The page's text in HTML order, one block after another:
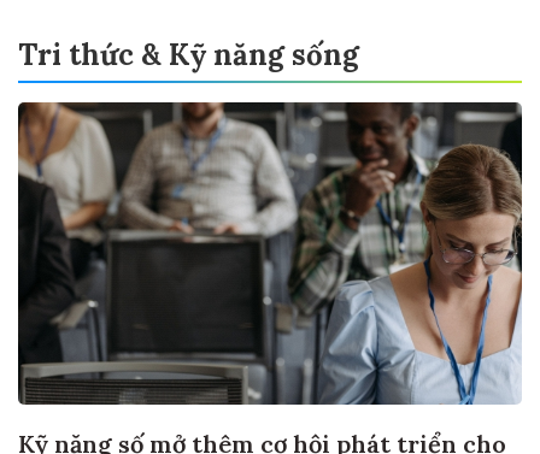
Tri thức & Kỹ năng sống
Kỹ năng số mở thêm cơ hội phát triển cho